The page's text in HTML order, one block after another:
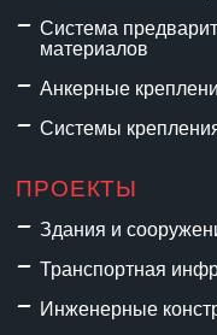
Система
материалов
Анкерные
Системы
ПРОЕКТЫ
Здания и
Транспортная
Инженерные